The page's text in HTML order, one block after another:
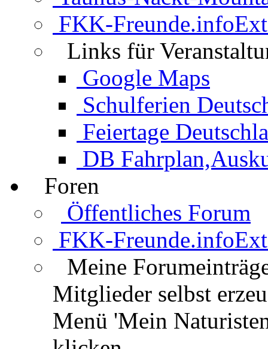
FKK-Freunde.info
Links für
Google Maps
Schulferien
Feiertage
DB
Foren
Öffentliches Forum
FKK-Freunde.info
Meine
Mitglieder selbst
Menü 'Mein